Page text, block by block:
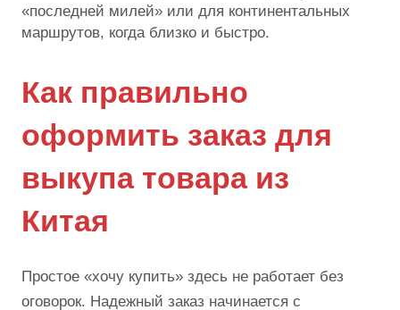
«последней милей» или для континентальных
маршрутов, когда близко и быстро.
Как правильно
оформить заказ для
выкупа товара из
Китая
Простое «хочу купить» здесь не работает без
оговорок. Надежный заказ начинается с